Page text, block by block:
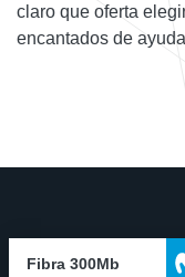
claro que oferta
encantados de
Fibra 300Mb